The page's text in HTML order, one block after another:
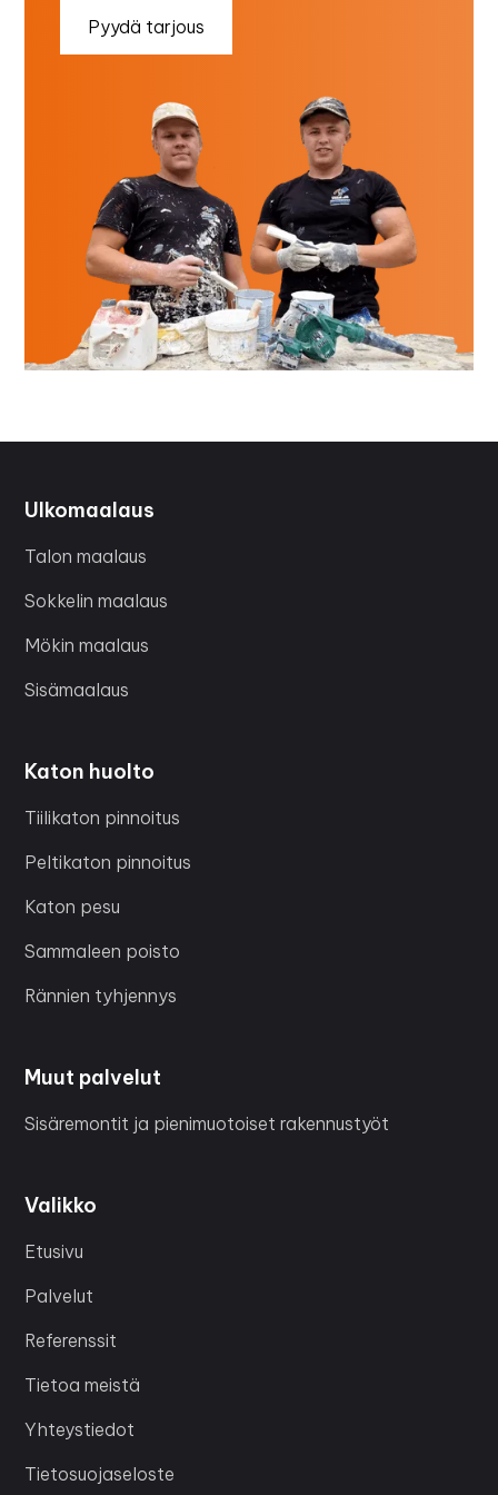
Pyydä tarjous
Ulkomaalaus
Talon maalaus
Sokkelin maalaus
Mökin maalaus
Sisämaalaus
Katon huolto
Tiilikaton pinnoitus
Peltikaton pinnoitus
Katon pesu
Sammaleen poisto
Rännien tyhjennys
Muut palvelut
Sisäremontit ja pienimuotoiset rakennustyöt
Valikko
Etusivu
Palvelut
Referenssit
Tietoa meistä
Yhteystiedot
Tietosuojaseloste